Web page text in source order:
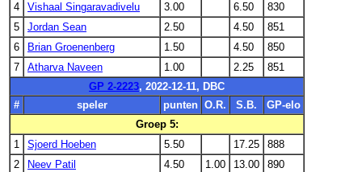
4
Vishaal Singaravadivelu 3.00 6.50
830
5
Jordan Sean 2.50 4.50
851
6
Brian Groenenberg 1.50 4.50
850
7
Atharva Naveen 1.00 2.25
851
GP 2-2223, 2022-12-11, DBC
#
speler punten O.R. S.B.
GP-elo
Groep 5:
1
Sjoerd Hoeben 5.50 17.25
888
2
Neev Patil 4.50 1.00 13.00
890